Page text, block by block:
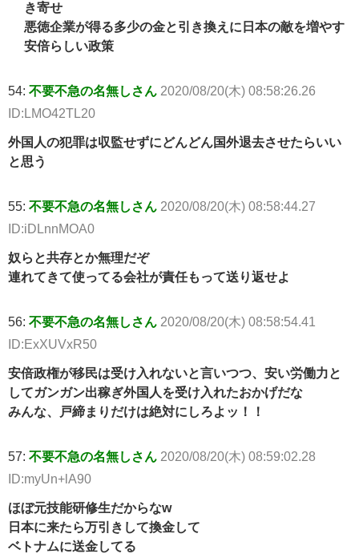
き寄せ
悪徳企業が得る多少の金と引き換えに日本の敵を増やす
安倍らしい政策
54: 不要不急の名無しさん 2020/08/20(木) 08:58:26.26
ID:LMO42TL20
外国人の犯罪は収監せずにどんどん国外退去させたらいい
と思う
55: 不要不急の名無しさん 2020/08/20(木) 08:58:44.27
ID:iDLnnMOA0
奴らと共存とか無理だぞ
連れてきて使ってる会社が責任もって送り返せよ
56: 不要不急の名無しさん 2020/08/20(木) 08:58:54.41
ID:ExXUVxR50
安倍政権が移民は受け入れないと言いつつ、安い労働力と
してガンガン出稼ぎ外国人を受け入れたおかげだな
みんな、戸締まりだけは絶対にしろよッ！！
57: 不要不急の名無しさん 2020/08/20(木) 08:59:02.28
ID:myUn+lA90
ほぼ元技能研修生だからなw
日本に来たら万引きして換金して
ベトナムに送金してる